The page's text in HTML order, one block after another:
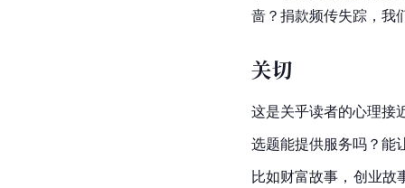
啬？捐款频传失踪，我
关切
这是关乎读者的心理接
选题能提供服务吗？能
比如财富故事，创业故